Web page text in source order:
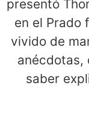
presentó
en el Prado
vivido de
anécdotas,
saber